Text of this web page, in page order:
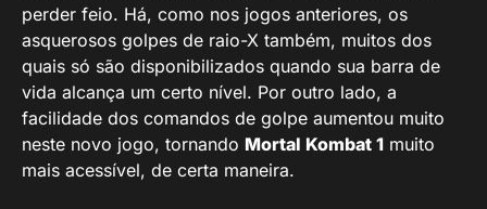
perder feio. Há, como nos jogos anteriores, os
asquerosos golpes de raio-X também, muitos dos
quais só são disponibilizados quando sua barra de
vida alcança um certo nível. Por outro lado, a
facilidade dos comandos de golpe aumentou muito
neste novo jogo, tornando Mortal Kombat 1 muito
mais acessível, de certa maneira.